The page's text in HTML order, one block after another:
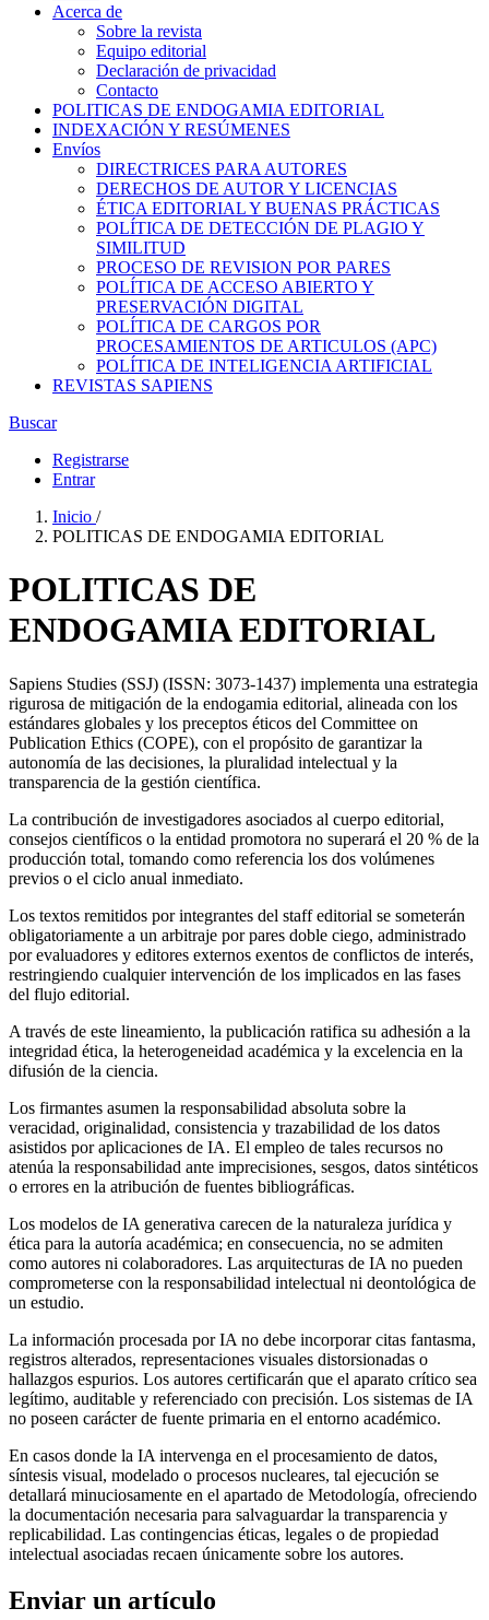
Acerca de
Sobre la revista
Equipo editorial
Declaración de privacidad
Contacto
POLITICAS DE ENDOGAMIA EDITORIAL
INDEXACIÓN Y RESÚMENES
Envíos
DIRECTRICES PARA AUTORES
DERECHOS DE AUTOR Y LICENCIAS
ÉTICA EDITORIAL Y BUENAS PRÁCTICAS
POLÍTICA DE DETECCIÓN DE PLAGIO Y
SIMILITUD
PROCESO DE REVISION POR PARES
POLÍTICA DE ACCESO ABIERTO Y
PRESERVACIÓN DIGITAL
POLÍTICA DE CARGOS POR
PROCESAMIENTOS DE ARTICULOS (APC)
POLÍTICA DE INTELIGENCIA ARTIFICIAL
REVISTAS SAPIENS
Buscar
Registrarse
Entrar
Inicio /
POLITICAS DE ENDOGAMIA EDITORIAL
POLITICAS DE
ENDOGAMIA EDITORIAL
Sapiens Studies (SSJ) (ISSN: 3073-1437) implementa una estrategia
rigurosa de mitigación de la endogamia editorial, alineada con los
estándares globales y los preceptos éticos del Committee on
Publication Ethics (COPE), con el propósito de garantizar la
autonomía de las decisiones, la pluralidad intelectual y la
transparencia de la gestión científica.
La contribución de investigadores asociados al cuerpo editorial,
consejos científicos o la entidad promotora no superará el 20 % de la
producción total, tomando como referencia los dos volúmenes
previos o el ciclo anual inmediato.
Los textos remitidos por integrantes del staff editorial se someterán
obligatoriamente a un arbitraje por pares doble ciego, administrado
por evaluadores y editores externos exentos de conflictos de interés,
restringiendo cualquier intervención de los implicados en las fases
del flujo editorial.
A través de este lineamiento, la publicación ratifica su adhesión a la
integridad ética, la heterogeneidad académica y la excelencia en la
difusión de la ciencia.
Los firmantes asumen la responsabilidad absoluta sobre la
veracidad, originalidad, consistencia y trazabilidad de los datos
asistidos por aplicaciones de IA. El empleo de tales recursos no
atenúa la responsabilidad ante imprecisiones, sesgos, datos sintéticos
o errores en la atribución de fuentes bibliográficas.
Los modelos de IA generativa carecen de la naturaleza jurídica y
ética para la autoría académica; en consecuencia, no se admiten
como autores ni colaboradores. Las arquitecturas de IA no pueden
comprometerse con la responsabilidad intelectual ni deontológica de
un estudio.
La información procesada por IA no debe incorporar citas fantasma,
registros alterados, representaciones visuales distorsionadas o
hallazgos espurios. Los autores certificarán que el aparato crítico sea
legítimo, auditable y referenciado con precisión. Los sistemas de IA
no poseen carácter de fuente primaria en el entorno académico.
En casos donde la IA intervenga en el procesamiento de datos,
síntesis visual, modelado o procesos nucleares, tal ejecución se
detallará minuciosamente en el apartado de Metodología, ofreciendo
la documentación necesaria para salvaguardar la transparencia y
replicabilidad. Las contingencias éticas, legales o de propiedad
intelectual asociadas recaen únicamente sobre los autores.
Enviar un artículo